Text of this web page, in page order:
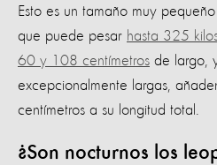
Esto es un tamaño muy
que puede pesar hasta 325
60 y 108 centímetros de largo,
excepcionalmente largas,
centímetros a su longitud total.
¿Son nocturnos los